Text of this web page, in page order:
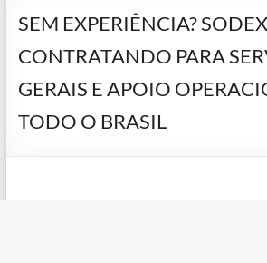
SEM EXPERIÊNCIA?
CONTRATANDO PARA
GERAIS E APOIO
TODO O BRASIL